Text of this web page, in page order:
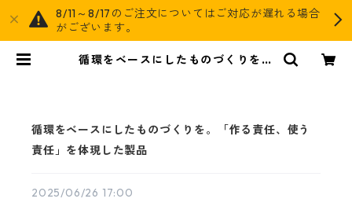
8/11～8/17のご注文についてはご対応が遅れる場合
がございます。
循環をベースにしたものづくりを。
循環をベースにしたものづくりを。「作る責任、使う
責任」を体現した製品
2025/06/26 17:00